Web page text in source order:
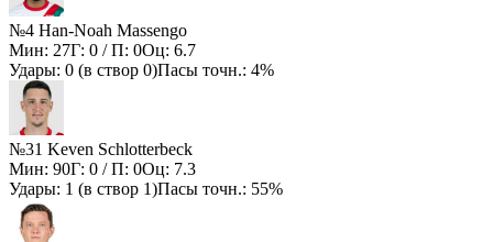
№4 Han-Noah Massengo
Мин: 27Г: 0 / П: 0Оц: 6.7
Удары: 0 (в створ 0)Пасы точн.: 4%
№31 Keven Schlotterbeck
Мин: 90Г: 0 / П: 0Оц: 7.3
Удары: 1 (в створ 1)Пасы точн.: 55%